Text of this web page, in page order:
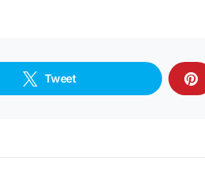
Tweet